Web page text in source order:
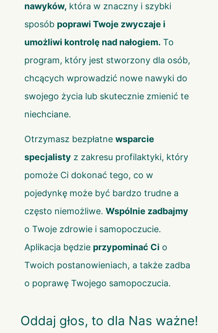
nawyków, która w znaczny i szybki
sposób poprawi Twoje zwyczaje i
umożliwi kontrolę nad nałogiem. To
program, który jest stworzony dla osób,
chcących wprowadzić nowe nawyki do
swojego życia lub skutecznie zmienić te
niechciane.
Otrzymasz bezpłatne wsparcie
specjalisty z zakresu profilaktyki, który
pomoże Ci dokonać tego, co w
pojedynkę może być bardzo trudne a
często niemożliwe. Wspólnie zadbajmy
o Twoje zdrowie i samopoczucie.
Aplikacja będzie przypominać Ci o
Twoich postanowieniach, a także zadba
o poprawę Twojego samopoczucia.
Oddaj głos, to dla Nas ważne!